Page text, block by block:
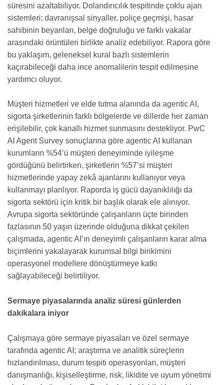
süresini azaltabiliyor. Dolandırıcılık tespitinde çoklu ajan
sistemleri; davranışsal sinyaller, poliçe geçmişi, hasar
sahibinin beyanları, belge doğruluğu ve farklı vakalar
arasındaki örüntüleri birlikte analiz edebiliyor. Rapora göre
bu yaklaşım, geleneksel kural bazlı sistemlerin
kaçırabileceği daha ince anomalilerin tespit edilmesine
yardımcı oluyor.
Müşteri hizmetleri ve elde tutma alanında da agentic AI,
sigorta şirketlerinin farklı bölgelerde ve dillerde her zaman
erişilebilir, çok kanallı hizmet sunmasını destekliyor. PwC
AI Agent Survey sonuçlarına göre agentic AI kullanan
kurumların %54’ü müşteri deneyiminde iyileşme
gördüğünü belirtirken, şirketlerin %57’si müşteri
hizmetlerinde yapay zekâ ajanlarını kullanıyor veya
kullanmayı planlıyor. Raporda iş gücü dayanıklılığı da
sigorta sektörü için kritik bir başlık olarak ele alınıyor.
Avrupa sigorta sektöründe çalışanların üçte birinden
fazlasının 50 yaşın üzerinde olduğuna dikkat çekilen
çalışmada, agentic AI’ın deneyimli çalışanların karar alma
biçimlerini yakalayarak kurumsal bilgi birikimini
operasyonel modellere dönüştürmeye katkı
sağlayabileceği belirtiliyor.
Sermaye piyasalarında analiz süresi günlerden
dakikalara iniyor
Çalışmaya göre sermaye piyasaları ve özel sermaye
tarafında agentic AI; araştırma ve analitik süreçlerin
hızlandırılması, durum tespiti operasyonları, müşteri
danışmanlığı, kişiselleştirme, risk, likidite ve uyum yönetimi